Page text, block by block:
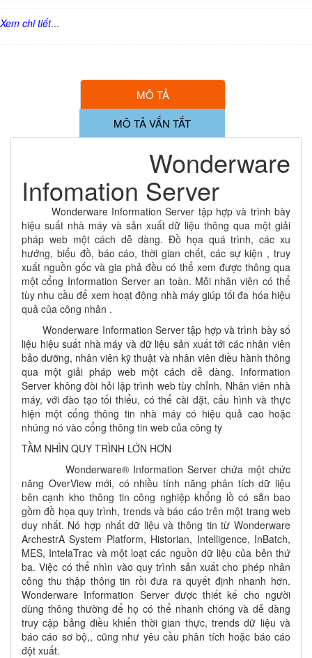
Xem chi tiết...
MÔ TẢ
MÔ TẢ VẮN TẮT
Wonderware
Infomation Server
Wonderware Information Server tập hợp và trình bày
hiệu suất nhà máy và sản xuất dữ liệu thông qua một giải
pháp web một cách dễ dàng. Đồ họa quá trình, các xu
hướng, biểu đồ, báo cáo, thời gian chết, các sự kiện , truy
xuất nguồn gốc và gia phả đều có thể xem được thông qua
một cổng Information Server an toàn. Mỗi nhân viên có thể
tùy nhu cầu để xem hoạt động nhà máy giúp tối đa hóa hiệu
quả của công nhân .
Wonderware Information Server tập hợp và trình bày số
liệu hiệu suất nhà máy và dữ liệu sản xuất tới các nhân viên
bảo dưỡng, nhân viên kỹ thuật và nhân viên điều hành thông
qua một giải pháp web một cách dễ dàng. Information
Server không đòi hỏi lập trình web tùy chỉnh. Nhân viên nhà
máy, với đào tạo tối thiểu, có thể cài đặt, cấu hình và thực
hiện một cổng thông tin nhà máy có hiệu quả cao hoặc
nhúng nó vào cổng thông tin web của công ty
TẦM NHÌN QUY TRÌNH LỚN HƠN
Wonderware® Information Server chứa một chức
năng OverView mới, có nhiều tính năng phân tích dữ liệu
bên cạnh kho thông tin công nghiệp khổng lồ có sẵn bao
gồm đồ họa quy trình, trends và báo cáo trên một trang web
duy nhất. Nó hợp nhất dữ liệu và thông tin từ Wonderware
ArchestrA System Platform, Historian, Intelligence, InBatch,
MES, IntelaTrac và một loạt các nguồn dữ liệu của bên thứ
ba. Việc có thể nhìn vào quy trình sản xuất cho phép nhân
công thu thập thông tin rồi đưa ra quyết định nhanh hơn.
Wonderware Information Server được thiết kế cho người
dùng thông thường để họ có thể nhanh chóng và dễ dàng
truy cập bảng điều khiển thời gian thực, trends dữ liệu và
báo cáo sơ bộ,, cũng như yêu cầu phân tích hoặc báo cáo
đột xuất.